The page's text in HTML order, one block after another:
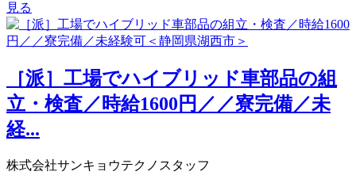
見る
［派］工場でハイブリッド車部品の組
立・検査／時給1600円／／寮完備／未
経...
株式会社サンキョウテクノスタッフ